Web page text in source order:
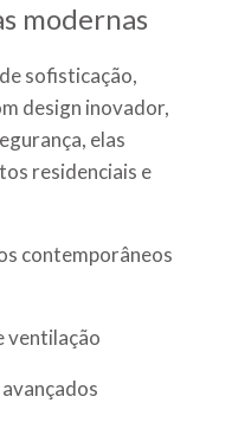
modernas
sofisticação,
design inovador,
elas
residenciais e
contemporâneos
ventilação